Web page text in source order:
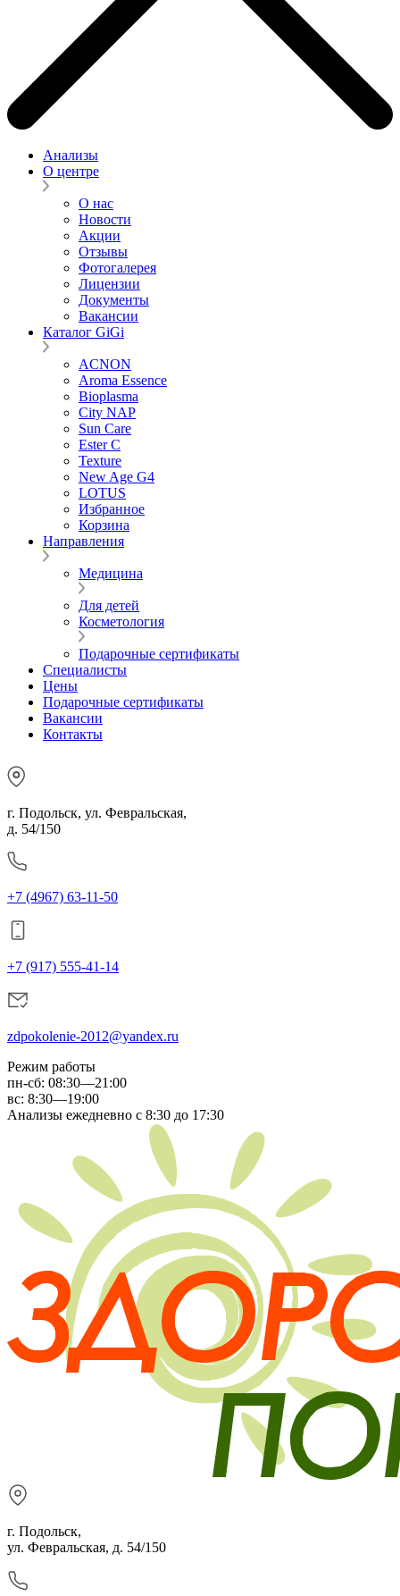
Анализы
О центре
О нас
Новости
Акции
Отзывы
Фотогалерея
Лицензии
Документы
Вакансии
Каталог GiGi
ACNON
Aroma Essence
Bioplasma
City NAP
Sun Care
Ester C
Texture
New Age G4
LOTUS
Избранное
Корзина
Направления
Медицина
Для детей
Косметология
Подарочные сертификаты
Специалисты
Цены
Подарочные сертификаты
Вакансии
Контакты
г. Подольск, ул. Февральская,
д. 54/150
+7 (4967) 63-11-50
+7 (917) 555-41-14
zdpokolenie-2012@yandex.ru
Режим работы
пн-сб: 08:30—21:00
вс: 8:30—19:00
Анализы ежедневно с 8:30 до 17:30
г. Подольск,
ул. Февральская, д. 54/150